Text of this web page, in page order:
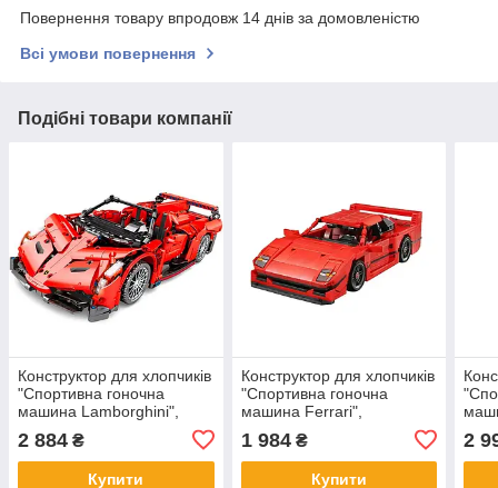
Повернення товару впродовж 14 днів за домовленістю
Всі умови повернення
Подібні товари компанії
Конструктор для хлопчиків
"Спортивна гоночна
машина Lamborghini",
деталей, 8606
2 884 ₴
Купити
Конструктор для хлопчиків
"Спортивна гоночна
машина Ferrari",
деталей, 8401
1 984₴
Купити
2